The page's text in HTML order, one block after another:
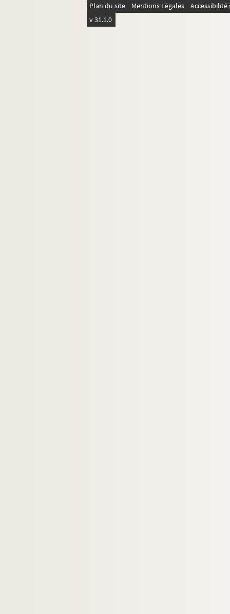
Plan du site Mentions Légales
v 31.1.0